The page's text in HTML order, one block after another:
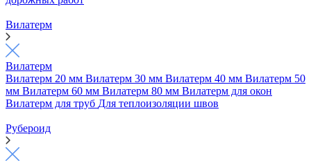
Вилатерм
Вилатерм
Вилатерм 20 мм Вилатерм 30 мм Вилатерм 40 мм Вилатерм 50
мм Вилатерм 60 мм Вилатерм 80 мм Вилатерм для окон
Вилатерм для труб Для теплоизоляции швов
Рубероид